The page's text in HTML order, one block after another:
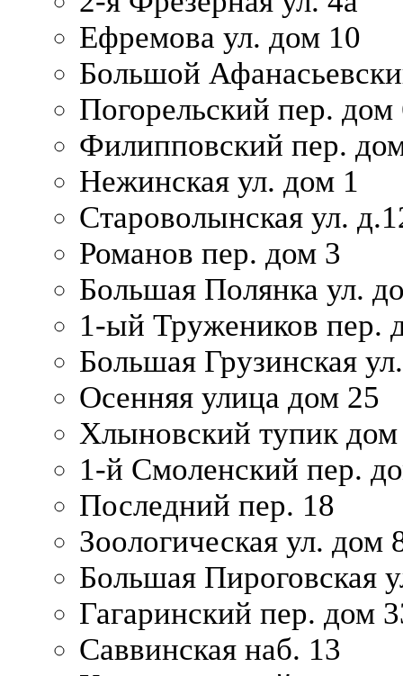
Ефремова ул. дом 10
Большой
Погорельский пер. дом
Филипповский пер.
Нежинская ул. дом 1
Староволынская ул.
Романов пер. дом 3
Большая Полянка ул.
1-ый Тружеников пер.
Большая Грузинская
Осенняя улица дом 25
Хлыновский тупик
1-й Смоленский пер.
Последний пер. 18
Зоологическая ул. дом
Большая Пироговская
Гагаринский пер. дом
Саввинская наб. 13